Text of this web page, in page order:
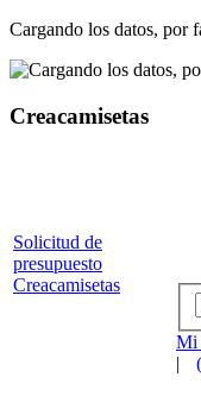
Cargando los datos, por
Creacamisetas
Solicitud de
presupuesto
Creacamisetas
Mi
|